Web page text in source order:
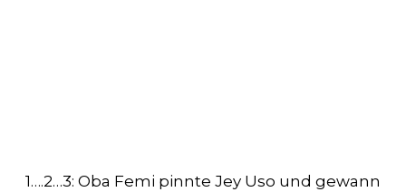
1….2…3: Oba Femi pinnte Jey Uso und gewann